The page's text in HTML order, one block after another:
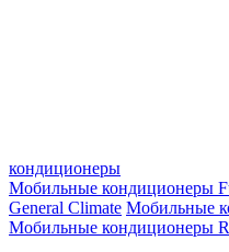
кондиционеры
Мобильные кондиционеры
General Climate Мобильные
Мобильные кондиционеры